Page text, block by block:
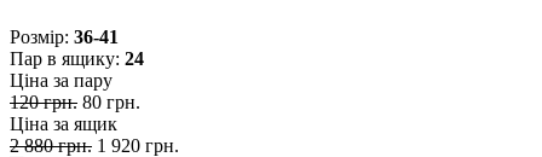
Розмiр: 36-41
Пар в ящику: 24
Ціна за пару
120 грн. 80 грн.
Ціна за ящик
2 880 грн. 1 920 грн.